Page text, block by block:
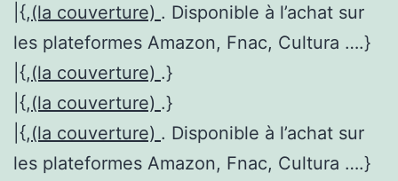
|{,(la couverture) . Disponible à l’achat sur
les plateformes Amazon, Fnac, Cultura ….}
|{,(la couverture) .}
|{,(la couverture) .}
|{,(la couverture) . Disponible à l’achat sur
les plateformes Amazon, Fnac, Cultura ….}